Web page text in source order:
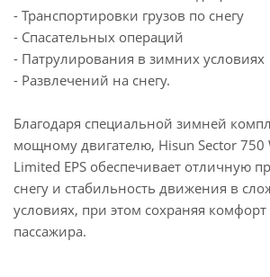
- Транспортировки грузов по снегу
- Спасательных операций
- Патрулирования в зимних условиях
- Развлечений на снегу.
Благодаря специальной зимней
мощному двигателю, Hisun Sector 750
Limited EPS обеспечивает отличную
снегу и стабильность движения в
условиях, при этом сохраняя
пассажира.